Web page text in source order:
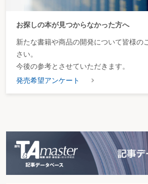
お探しの本が見つからなかった方へ
新たな書籍や商品の開発について皆様の
さい。
今後の参考とさせていただきます。
発売希望アンケート